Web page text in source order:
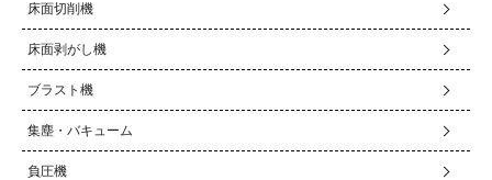
床面切削機
床面剥がし機
ブラスト機
集塵・バキューム
負圧機